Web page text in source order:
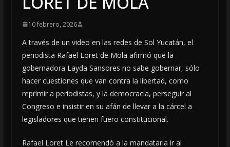
10 febrero, 2026
A través de un video en las redes de Sol Yucatán, el
periodista Rafael Loret de Mola afirmó que la
gobernadora Layda Sansores no sabe gobernar, sólo
hacer cuestiones que van contra la libertad, como
reprimir a periodistas, y la democracia, perseguir al
Congreso e insistir en su afán de llevar a la cárcel a
legisladores que tienen fuero constitucional.
Rafael Loret Le recomendó a la mandataria ir al